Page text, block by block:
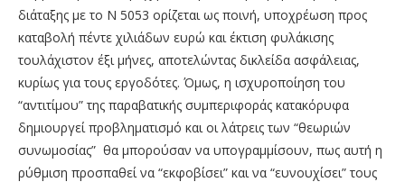
διάταξης με το Ν 5053 ορίζεται ως ποινή, υποχρέωση προς
καταβολή πέντε χιλιάδων ευρώ και έκτιση φυλάκισης
τουλάχιστον έξι μήνες, αποτελώντας δικλείδα ασφάλειας,
κυρίως για τους εργοδότες. Όμως, η ισχυροποίηση του
“αντιτίμου” της παραβατικής συμπεριφοράς κατακόρυφα
δημιουργεί προβληματισμό και οι λάτρεις των “θεωριών
συνωμοσίας” θα μπορούσαν να υπογραμμίσουν, πως αυτή η
ρύθμιση προσπαθεί να “εκφοβίσει” και να “ευνουχίσει” τους